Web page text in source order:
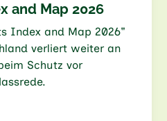
and Map 2026
Index and Map 2026"
verliert weiter an
Schutz vor